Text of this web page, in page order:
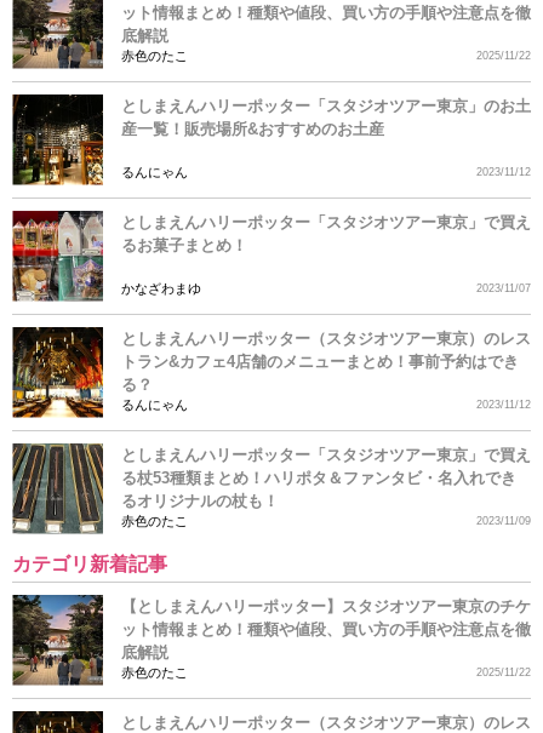
ット情報まとめ！種類や値段、買い方の手順や注意点を徹
底解説
赤色のたこ 2025/11/22
としまえんハリーポッター「スタジオツアー東京」のお土
産一覧！販売場所&おすすめのお土産
るんにゃん 2023/11/12
としまえんハリーポッター「スタジオツアー東京」で買え
るお菓子まとめ！
かなざわまゆ 2023/11/07
としまえんハリーポッター（スタジオツアー東京）のレス
トラン&カフェ4店舗のメニューまとめ！事前予約はでき
る？
るんにゃん 2023/11/12
としまえんハリーポッター「スタジオツアー東京」で買え
る杖53種類まとめ！ハリポタ＆ファンタビ・名入れでき
るオリジナルの杖も！
赤色のたこ 2023/11/09
カテゴリ新着記事
【としまえんハリーポッター】スタジオツアー東京のチケ
ット情報まとめ！種類や値段、買い方の手順や注意点を徹
底解説
赤色のたこ 2025/11/22
としまえんハリーポッター（スタジオツアー東京）のレス